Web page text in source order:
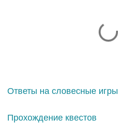
Ответы на словесные игры
Прохождение квестов